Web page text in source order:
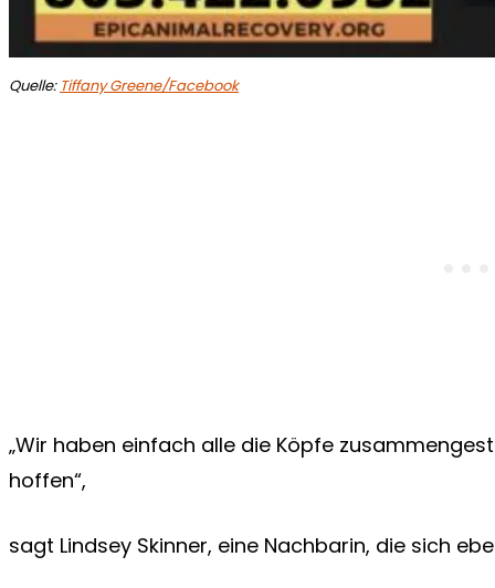
Quelle: Tiffany Greene/Facebook
„Wir haben einfach alle die Köpfe
hoffen“,
sagt Lindsey Skinner, eine Nachbarin, die sich